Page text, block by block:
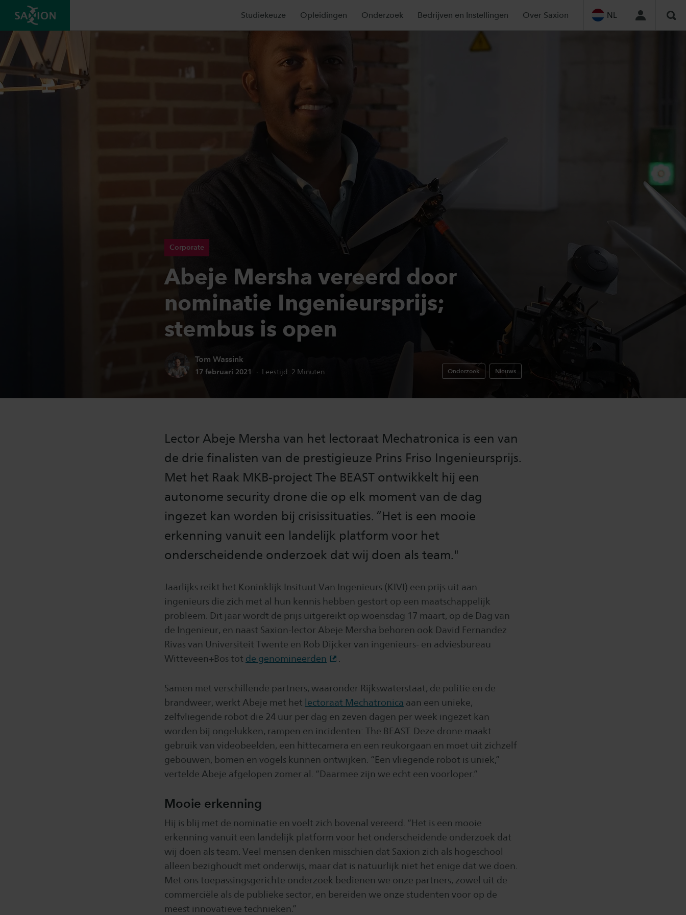
Studiekeuze Opleidingen Onderzoek Bedrijven en Instellingen Over Saxion NL
Corporate
Abeje Mersha vereerd door
nominatie Ingenieursprijs;
stembus is open
Auteur:
Tom Wassink
Publicatiedatum:
17 februari 2021 Leestijd: 2 Minuten Onderzoek Nieuws
Lector Abeje Mersha van het lectoraat Mechatronica is een van
de drie finalisten van de prestigieuze Prins Friso Ingenieursprijs.
Met het Raak MKB-project The BEAST ontwikkelt hij een
autonome security drone die op elk moment van de dag
ingezet kan worden bij crisissituaties. “Het is een mooie
erkenning vanuit een landelijk platform voor het
onderscheidende onderzoek dat wij doen als team."
Jaarlijks reikt het Koninklijk Insituut Van Ingenieurs (KIVI) een prijs uit aan
ingenieurs die zich met al hun kennis hebben gestort op een maatschappelijk
probleem. Dit jaar wordt de prijs uitgereikt op woensdag 17 maart, op de Dag van
de Ingenieur, en naast Saxion-lector Abeje Mersha behoren ook David Fernandez
Rivas van Universiteit Twente en Rob Dijcker van ingenieurs- en adviesbureau
Witteveen+Bos tot de genomineerden
Samen met verschillende partners, waaronder Rijkswaterstaat, de politie en de
brandweer, werkt Abeje met het lectoraat Mechatronica aan een unieke,
zelfvliegende robot die 24 uur per dag en zeven dagen per week ingezet kan
worden bij ongelukken, rampen en incidenten: The BEAST. Deze drone maakt
gebruik van videobeelden, een hittecamera en een reukorgaan en moet uit zichzelf
gebouwen, bomen en vogels kunnen ontwijken. “Een vliegende robot is uniek,”
vertelde Abeje afgelopen zomer al. “Daarmee zijn we echt een voorloper.”
Mooie erkenning
Hij is blij met de nominatie en voelt zich bovenal vereerd. “Het is een mooie
erkenning vanuit een landelijk platform voor het onderscheidende onderzoek dat
wij doen als team. Veel mensen denken misschien dat Saxion zich als hogeschool
alleen bezighoudt met onderwijs, maar dat is natuurlijk niet het enige dat we doen.
Met ons toepassingsgerichte onderzoek bedienen we onze partners, zowel uit de
commerciële als de publieke sector, en bereiden we onze studenten voor op de
meest innovatieve technieken.”